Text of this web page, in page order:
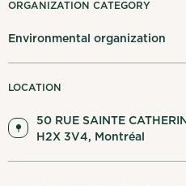
ORGANIZATION CATEGORY
Environmental organization
LOCATION
50 RUE SAINTE
H2X 3V4, Montréal